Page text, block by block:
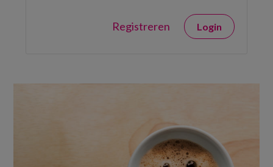
Registreren Login